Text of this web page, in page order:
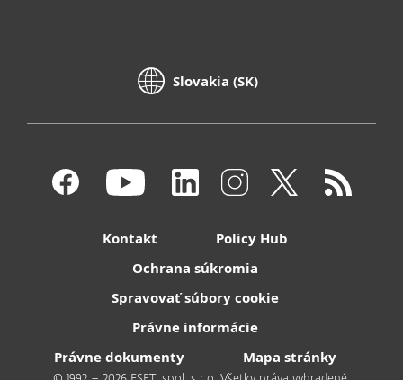
Slovakia (SK)
Kontakt
Policy Hub
Ochrana súkromia
Spravovať súbory cookie
Právne informácie
Právne dokumenty
Mapa stránky